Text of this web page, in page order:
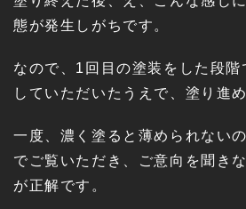
態が発生しがちです。
なので、1回目の塗装をした段
していただいたうえで、塗り進め
一度、濃く塗ると薄められない
でご覧いただき、ご意向を聞き
が正解です。